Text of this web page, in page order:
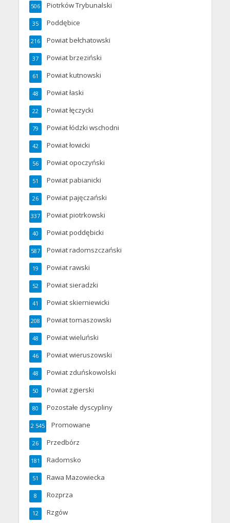
Piotrków Trybunalski
506
Poddębice
35
Powiat bełchatowski
216
Powiat brzeziński
37
Powiat kutnowski
61
Powiat łaski
48
Powiat łęczycki
22
Powiat łódzki wschodni
79
Powiat łowicki
42
Powiat opoczyński
56
Powiat pabianicki
51
Powiat pajęczański
26
Powiat piotrkowski
337
Powiat poddębicki
40
Powiat radomszczański
587
Powiat rawski
19
Powiat sieradzki
52
Powiat skierniewicki
41
Powiat tomaszowski
208
Powiat wieluński
48
Powiat wieruszowski
46
Powiat zduńskowolski
48
Powiat zgierski
50
Pozostałe dyscypliny
80
Promowane
2 545
Przedbórz
26
Radomsko
181
Rawa Mazowiecka
51
Rozprza
8
Rzgów
12